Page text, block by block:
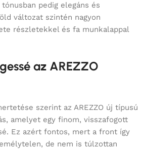
pedig elegáns és
változat szintén nagyon
részletekkel és fa munkalappal
az AREZZO
szerint az AREZZO új típusú
amelyet egy finom, visszafogott
Ez azért fontos, mert a front így
de nem is túlzottan